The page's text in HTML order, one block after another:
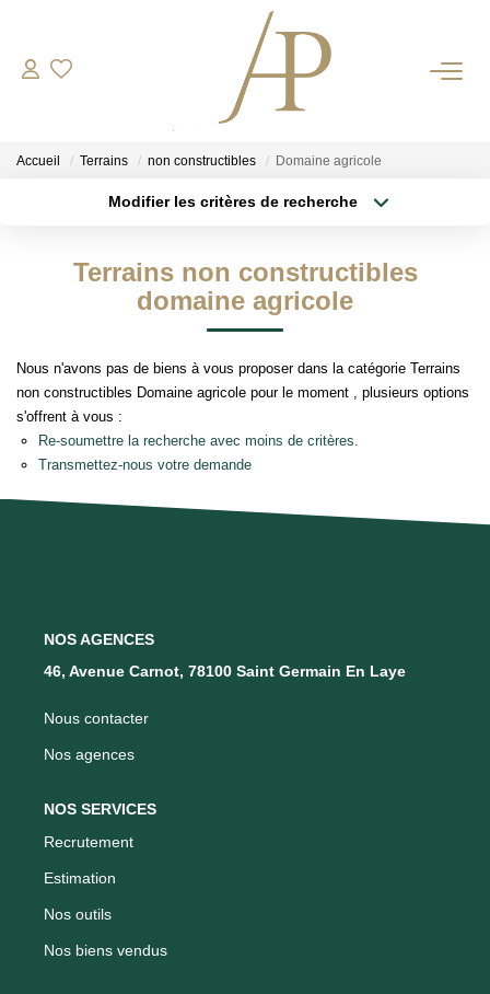
RECRUTEMENT
ESTIMER
Votre Energie
NOS AGENCES
NOS BIENS VENDUS
Accueil Terrains non constructibles Domaine agricole
Modifier les critères de recherche
Type de bien
Surface min
Créer une alerte
Terrains non constructibles
domaine agricole
Nous n'avons pas de biens à vous proposer dans la catégorie Terrains
non constructibles Domaine agricole pour le moment , plusieurs options
s'offrent à vous :
Re-soumettre la recherche avec moins de critères.
Transmettez-nous votre demande
NOS AGENCES
46, Avenue Carnot, 78100 Saint Germain En Laye
Nous contacter
Nos agences
NOS SERVICES
Recrutement
Estimation
Nos outils
Nos biens vendus